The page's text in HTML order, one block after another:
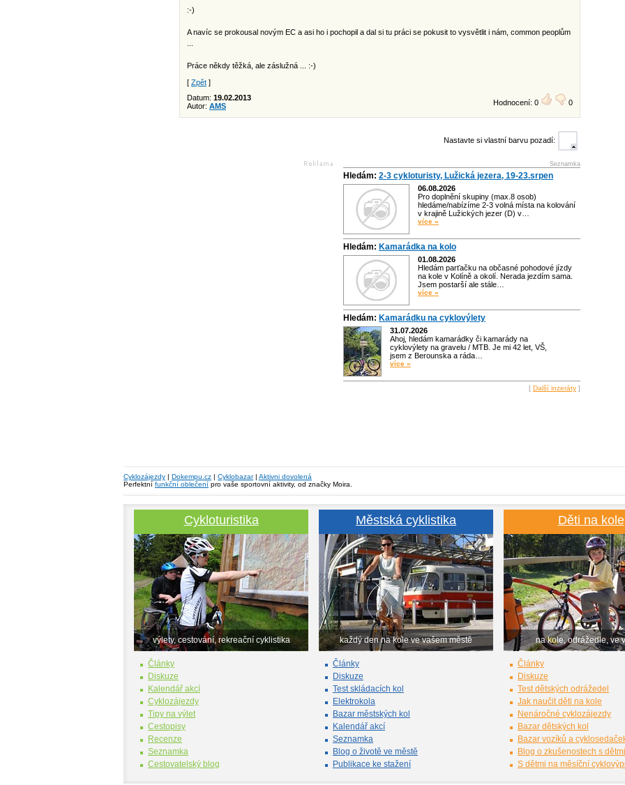
:-)
A navíc se prokousal novým EC a asi ho i pochopil a dal si tu práci se pokusit to vysvětlit i nám, common peoplům
Práce někdy těžká, ale záslužná ... :-)
[ Zpět ]
Datum: 19.02.2013
Autor: AMS Hodnocení: 0 0
Nastavte si vlastní barvu pozadí:
Seznamka
Hledám: 2-3 cykloturisty, Lužická jezera, 19-23.srpen
06.08.2026
Pro doplnění skupiny (max.8 osob)
hledáme/nabízíme 2-3 volná místa na kolování
v krajině Lužických jezer (D) v…
více »
Hledám: Kamarádka na kolo
01.08.2026
Hledám parťačku na občasné pohodové jízdy
na kole v Kolíně a okolí. Nerada jezdím sama.
Jsem postarší ale stále…
více »
Hledám: Kamarádku na cyklovýlety
31.07.2026
Ahoj, hledám kamarádky či kamarády na
cyklovýlety na gravelu / MTB. Je mi 42 let, VŠ,
jsem z Berounska a ráda…
více »
[ Další inzeráty ]
Cyklozájezdy | Dokempu.cz | Cyklobazar| Aktivni dovolená
Perfektní funkční oblečení pro vaše sportovní aktivity, od značky Moira.
Cykloturistika
výlety, cestování, rekreační cyklistika
Články
Diskuze
Kalendář akcí
Cyklozájezdy
Tipy na výlet
Cestopisy
Recenze
Seznamka
Cestovatelský blog
Městská cyklistika
každý den na kole ve vašem městě
Články
Diskuze
Test skládacích kol
Elektrokola
Bazar městských kol
Kalendář akcí
Seznamka
Blog o životě ve městě
Publikace ke stažení
Děti na kole
na kole, odrážedle, ve
Články
Diskuze
Test dětských odrážedel
Jak naučit děti na kole
Nenáročné cyklozájezdy
Bazar dětských kol
Bazar vozíků a
Blog o zkušenostech s dětmi
S dětmi na měsíční